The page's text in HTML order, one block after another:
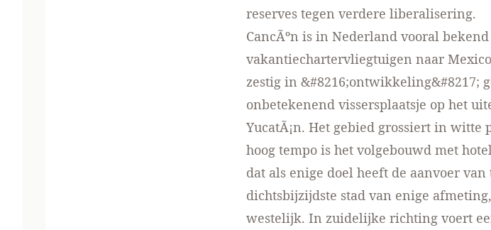
reserves tegen verdere liberalisering.
CancÃºn is in Nederland vooral
vakantiechartervliegtuigen naar
zestig in &#8216;ontwikkeling&#8217;
onbetekenend vissersplaatsje op het
YucatÃ¡n. Het gebied grossiert in
hoog tempo is het volgebouwd met
dat als enige doel heeft de aanvoer
dichtsbijzijdste stad van enige
westelijk. In zuidelijke richting voert